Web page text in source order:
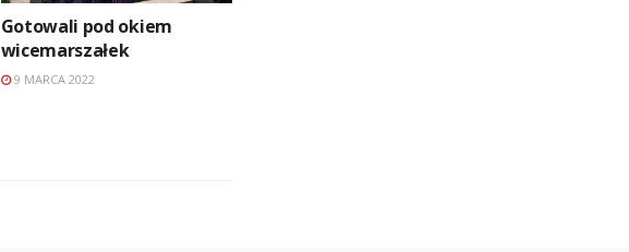
Gotowali pod okiem
wicemarszałek
9 MARCA 2022